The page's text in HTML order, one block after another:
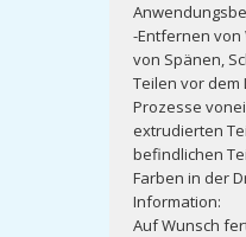
-Entfernen
von Spänen,
Teilen vor dem
Prozesse
extrudierten
befindlichen
Farben in der
Information:
Auf Wunsch